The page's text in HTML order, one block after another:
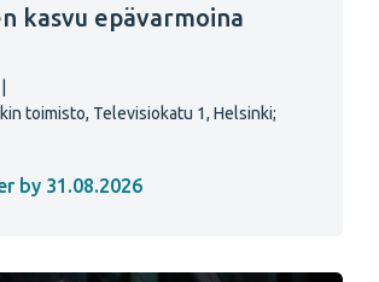
kasvu epävarmoina
toimisto, Televisiokatu 1, Helsinki;
by 31.08.2026